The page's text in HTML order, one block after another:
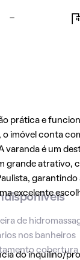
-
prática e
imóvel conta
varanda é um
grande atrativo,
excelente
do inquilino/
de
nos banheiros
cobertura